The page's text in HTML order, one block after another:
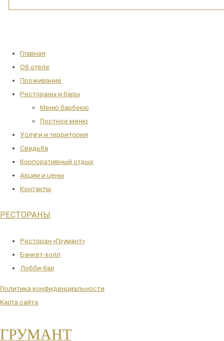
Main
Menu
Главная
Об отеле
Проживание
Рестораны и бары
Меню барбекю
Постное меню
Услуги и территория
Свадьба
Корпоративный отдых
Акции и цены
Контакты
РЕСТОРАНЫ
Ресторан «Грумант»
Банкет-холл
Лобби-бар
Политика конфиденциальности
Карта сайта
ГРУМАНТ